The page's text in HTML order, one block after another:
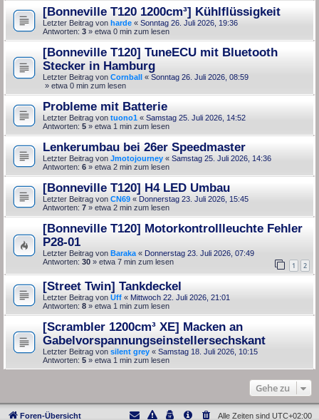
[Bonneville T120 1200cm³] Kühlflüssigkeit
Letzter Beitrag von harde « Sonntag 26. Juli 2026, 19:36
Antworten: 3 » etwa 0 min zum lesen
[Bonneville T120] TuneECU mit Bluetooth
Stecker in Hamburg
Letzter Beitrag von Cornball « Sonntag 26. Juli 2026, 08:59
» etwa 0 min zum lesen
Probleme mit Batterie
Letzter Beitrag von tuono1 « Samstag 25. Juli 2026, 14:52
Antworten: 5 » etwa 1 min zum lesen
Lenkerumbau bei 26er Speedmaster
Letzter Beitrag von Jmotojourney « Samstag 25. Juli 2026, 14:36
Antworten: 6 » etwa 2 min zum lesen
[Bonneville T120] H4 LED Umbau
Letzter Beitrag von CN69 « Donnerstag 23. Juli 2026, 15:45
Antworten: 7 » etwa 2 min zum lesen
[Bonneville T120] Motorkontrollleuchte Fehler
P28-01
Letzter Beitrag von Baraka « Donnerstag 23. Juli 2026, 07:49
Antworten: 30 1 2
» etwa 7 min zum lesen
[Street Twin] Tankdeckel
Letzter Beitrag von Uff « Mittwoch 22. Juli 2026, 21:01
Antworten: 8 » etwa 1 min zum lesen
[Scrambler 1200cm³ XE] Macken an
Gabelvorspannungseinstellersechskant
Letzter Beitrag von silent grey « Samstag 18. Juli 2026, 10:15
Antworten: 5 » etwa 1 min zum lesen
Gehe zu
Foren-Übersicht Alle Zeiten sind UTC+02:00